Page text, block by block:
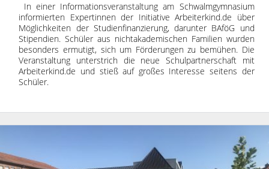
In einer Informationsveranstaltung am Schwalmgymnasium
informierten Expertinnen der Initiative Arbeiterkind.de über
Möglichkeiten der Studienfinanzierung, darunter BAföG und
Stipendien. Schüler aus nichtakademischen Familien wurden
besonders ermutigt, sich um Förderungen zu bemühen. Die
Veranstaltung unterstrich die neue Schulpartnerschaft mit
Arbeiterkind.de und stieß auf großes Interesse seitens der
Schüler.